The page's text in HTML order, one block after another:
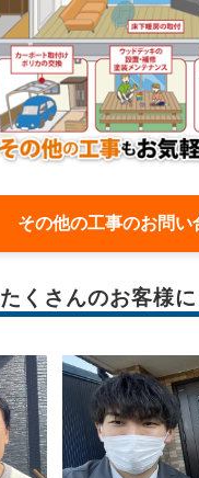
その他の工事のお問
たくさんのお客様に